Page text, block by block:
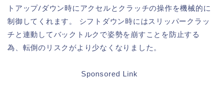
トアップ/ダウン時にアクセルとクラッチの操作を機械的に
制御してくれます。 シフトダウン時にはスリッパークラッ
チと連動してバックトルクで姿勢を崩すことを防止する
為、転倒のリスクがより少なくなりました。
Sponsored Link